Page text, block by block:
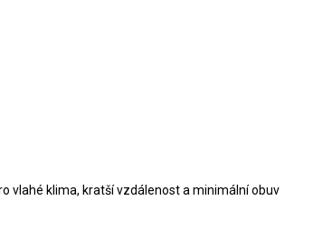
vlahé klima, kratší vzdálenost a minimální obuv